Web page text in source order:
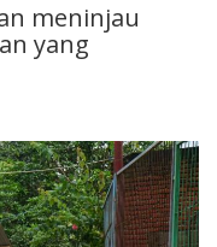
meninjau
yang